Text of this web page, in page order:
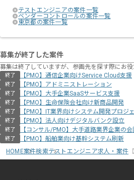
テストエンジニアの案件一覧
ベンダーコントロールの案件一覧
東京都の案件一覧
募集が終了した案件
募集は終了していますが、参画先を探す際にお
終了 【PMO】通信企業向けService Cloud支援
終了 【PMO】アドミニストレーション
終了 【PMO】大手企業SaaSサービス支援
終了 【PMO】生命保険会社向け新商品開発
終了 【PMO】IT業界向けシステム開発プロジ
終了 【PMO】法人向けデジタルバンク設立
終了 【コンサル/PMO】大手道路業界企業の
終了
【PMO】船舶業向け基幹システム刷新
HOME案件検索テストエンジニア求人・案件